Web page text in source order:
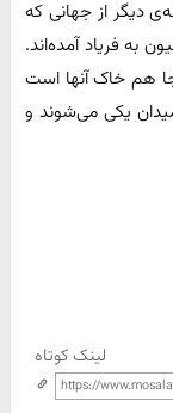
دیگر از جهانی که
به فریاد آمده‌اند.
هم خاک آنها است
یکی می‌شوند و
لینک کوتاه